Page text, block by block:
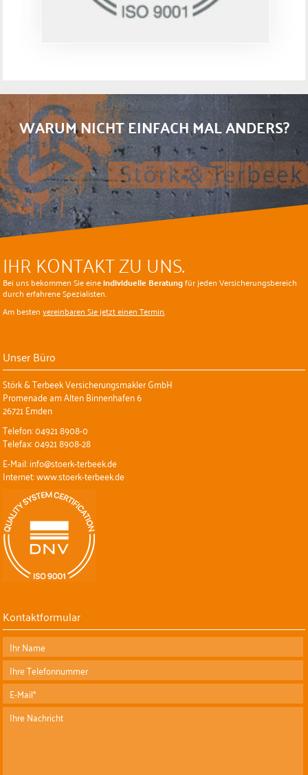
WARUM NICHT EINFACH MAL ANDERS?
IHR KONTAKT ZU UNS.
Bei uns bekommen Sie eineindividuelle Beratungfür jeden Versicherungsbereich
durch erfahrene Spezialisten.
Am bestenvereinbaren Sie jetzt einen Termin.
Unser Büro
Störk & Terbeek Versicherungsmakler GmbH
Promenade am Alten Binnenhafen 6
26721 Emden
Telefon: 04921 8908-0
Telefax: 04921 8908-28
E-Mail: info@stoerk-terbeek.de
Internet: www.stoerk-terbeek.de
Kontaktformular